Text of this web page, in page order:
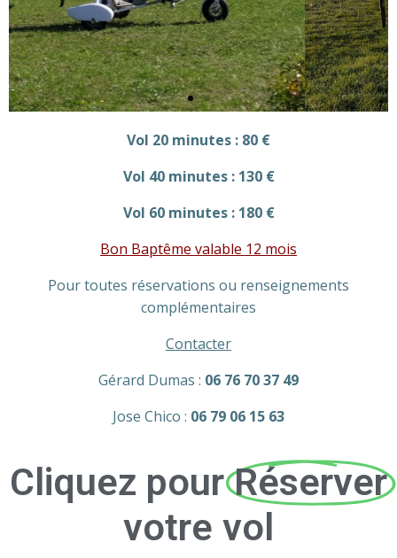
Vol 20 minutes : 80 €
Vol 40 minutes : 130 €
Vol 60 minutes : 180 €
Bon Baptême valable 12 mois
Pour toutes réservations ou renseignements
complémentaires
Contacter
Gérard Dumas : 06 76 70 37 49
Jose Chico : 06 79 06 15 63
Cliquez pour Réserver
votre vol